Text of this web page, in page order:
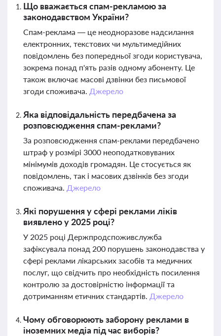
Що вважається спам-рекламою за
законодавством України?
Спам-реклама — це неодноразове надсилання
електронних, текстових чи мультимедійних
повідомлень без попередньої згоди користувача,
зокрема понад п'ять разів одному абоненту. Це
також включає масові дзвінки без письмової
згоди споживача. Джерело
Яка відповідальність передбачена за
розповсюдження спам-реклами?
За розповсюдження спам-реклами передбачено
штраф у розмірі 3000 неоподатковуваних
мінімумів доходів громадян. Це стосується як
повідомлень, так і масових дзвінків без згоди
споживача. Джерело
Які порушення у сфері реклами ліків
виявлено у 2025 році?
У 2025 році Держпродспоживслужба
зафіксувала понад 200 порушень законодавства у
сфері реклами лікарських засобів та медичних
послуг, що свідчить про необхідність посилення
контролю за достовірністю інформації та
дотриманням етичних стандартів. Джерело
Чому обговорюють заборону реклами в
іноземних медіа під час виборів?